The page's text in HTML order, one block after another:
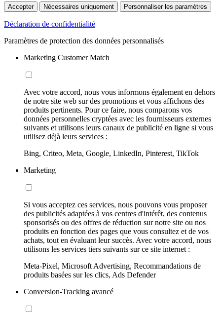
Accepter Nécessaires uniquement Personnaliser les paramètres
Déclaration de confidentialité
Paramètres de protection des données personnalisés
Marketing Customer Match
Avec votre accord, nous vous informons également en dehors
de notre site web sur des promotions et vous affichons des
produits pertinents. Pour ce faire, nous comparons vos
données personnelles cryptées avec les fournisseurs externes
suivants et utilisons leurs canaux de publicité en ligne si vous
utilisez déjà leurs services :
Bing, Criteo, Meta, Google, LinkedIn, Pinterest, TikTok
Marketing
Si vous acceptez ces services, nous pouvons vous proposer
des publicités adaptées à vos centres d'intérêt, des contenus
sponsorisés ou des offres de réduction sur notre site ou nos
produits en fonction des pages que vous consultez et de vos
achats, tout en évaluant leur succès. Avec votre accord, nous
utilisons les services tiers suivants sur ce site internet :
Meta-Pixel, Microsoft Advertising, Recommandations de
produits basées sur les clics, Ads Defender
Conversion-Tracking avancé